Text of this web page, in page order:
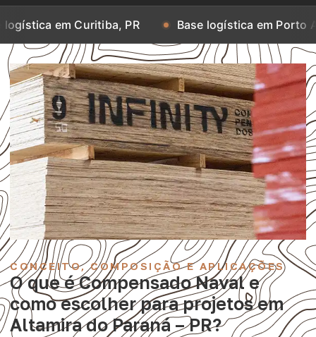
Curitiba, PR Base logística em Porto Alegre, RS
CONCEITO, COMPOSIÇÃO E APLICAÇÕES
O que é Compensado Naval e
como escolher para projetos em
Altamira do Paraná – PR?